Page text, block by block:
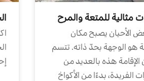
مثالية للمتعة والمرح
الأحيان يصبح مكان
هو الوجهة بحدّ ذاته. تتسم
الإقامة هذه بالعديد من
الفريدة، بدءًا من الأكواخ